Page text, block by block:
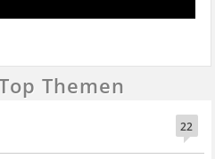
Themen
22